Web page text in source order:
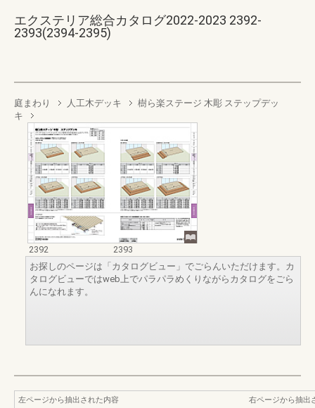
エクステリア総合カタログ2022-2023 2392-
2393(2394-2395)
庭まわり 人工木デッキ
樹ら楽ステージ 木彫 ステップデッ
キ
2392
2393
お探しのページは「カタログビュー」でごらんいただけます。カ
タログビューではweb上でパラパラめくりながらカタログをごら
んになれます。
左ページから抽出された内容
右ページから抽出